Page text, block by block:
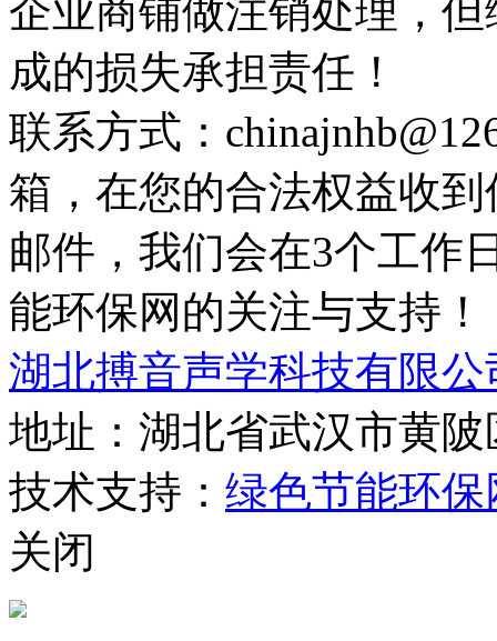
企业商铺做注销处理，
成的损失承担责任！
联系方式：
箱，在您的合法权益收
邮件，我们会在3个工作
能环保网的关注与支持！
湖北搏音声学科技有限公
地址：湖北省武汉市黄
技术支持： 绿色节能环保
关闭